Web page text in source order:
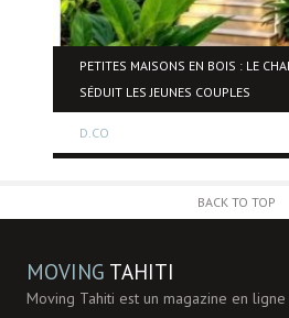
PETITES MAISONS EN BOIS : LE
SÉDUIT LES JEUNES COUPLES
D.CO
BACK TO TOP
MOVING TAHITI
Moving Tahiti est un magazine en